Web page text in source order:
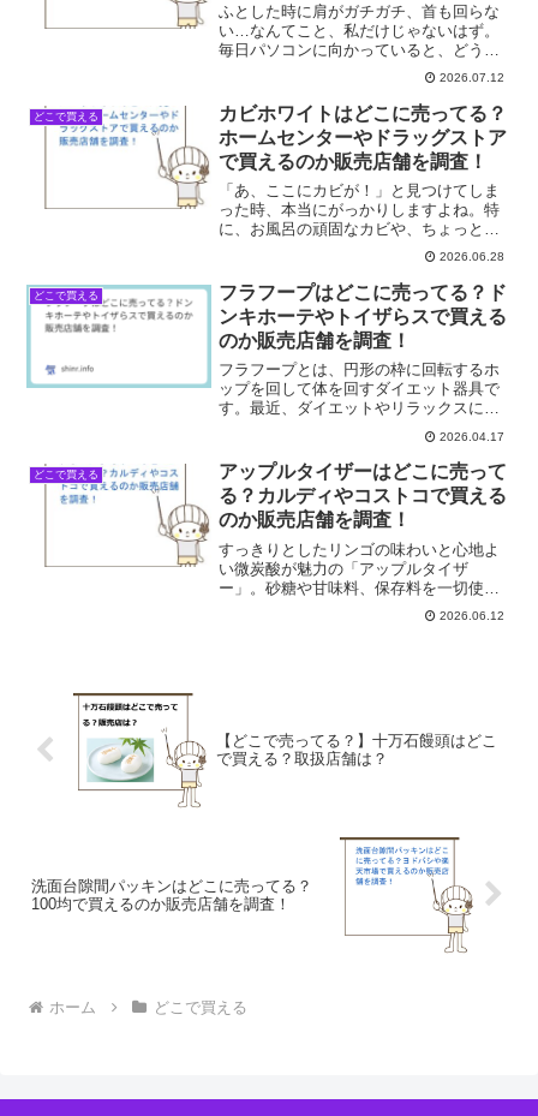
ふとした時に肩がガチガチ、首も回らな
い…なんてこと、私だけじゃないはず。
毎日パソコンに向かっていると、どうし
ても首や肩に負担がかかっちゃいますよ
ね。そんな時、テレビCMやSNSで磁気ネ
ックレスを見かけると、「これ、効くの
かな？」って気になっ...
2026.07.12
どこで買える
カビホワイトはどこに売ってる？
ホームセンターやドラッグストア
で買えるのか販売店舗を調査！
「あ、ここにカビが！」と見つけてしま
った時、本当にがっかりしますよね。特
に、お風呂の頑固なカビや、ちょっと油
断していたら壁の隅に発生していたりす
ると、すぐにでもどうにかしたい気持ち
でいっぱいになります。私も先日、SNS
で「すごく効く！」と評...
2026.06.28
どこで買える
フラフープはどこに売ってる？ド
ンキホーテやトイザらスで買える
のか販売店舗を調査！
フラフープとは、円形の枠に回転するホ
ップを回して体を回すダイエット器具で
す。最近、ダイエットやリラックスに使
える商品として人気になっています。で
は、フラフープはどこで手に入るのか、
身近な店舗を中心に最新の販売店を調査
しました。フラフープが買...
2026.04.17
どこで買える
アップルタイザーはどこに売って
る？カルディやコストコで買える
のか販売店舗を調査！
すっきりとしたリンゴの味わいと心地よ
い微炭酸が魅力の「アップルタイザ
ー」。砂糖や甘味料、保存料を一切使わ
ず、果汁100%で仕上げられた自然派スパ
ークリングジュースは、お子様から大人
2026.06.12
【どこで売ってる？】十万石饅頭はどこ
で買える？取扱店舗は？
洗面台隙間パッキンはどこに売ってる？
100均で買えるのか販売店舗を調査！
ホーム どこで買える